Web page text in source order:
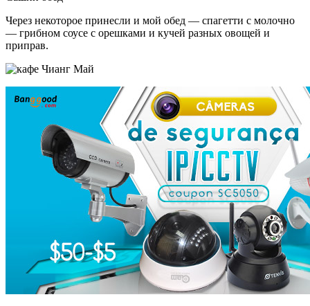
Через некоторое принесли и мой обед — спагетти с молочно
— грибном соусе с орешками и кучей разных овощей и
приправ.